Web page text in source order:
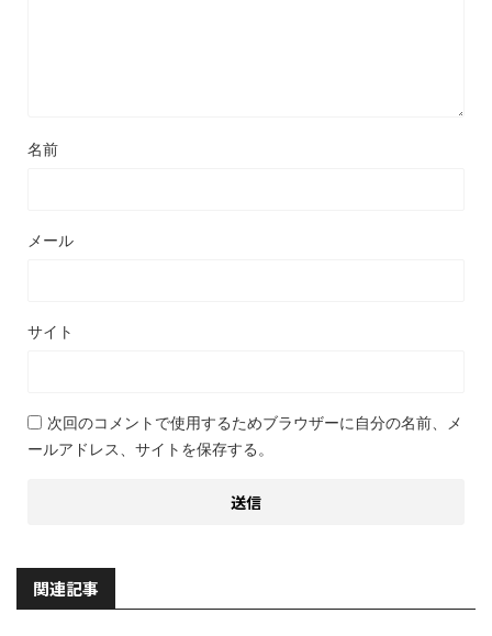
名前
メール
サイト
次回のコメントで使用するためブラウザーに自分の名前、メ
ールアドレス、サイトを保存する。
関連記事